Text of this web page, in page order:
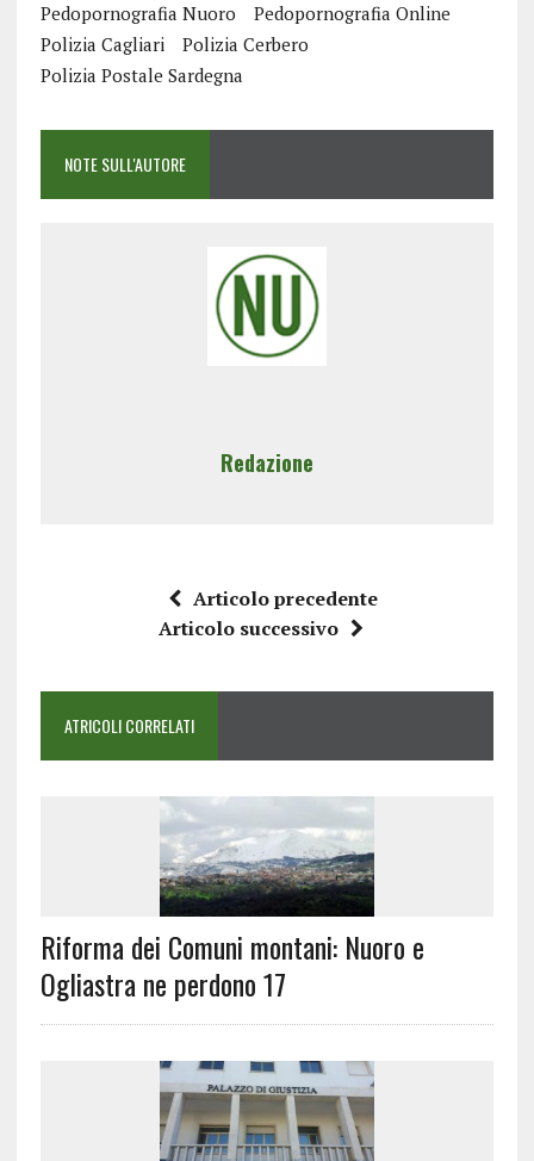
Pedopornografia Nuoro
Pedopornografia Online
Polizia Cagliari
Polizia Cerbero
Polizia Postale Sardegna
NOTE SULL'AUTORE
Redazione
Articolo precedente
Articolo successivo
ATRICOLI CORRELATI
Riforma dei Comuni montani: Nuoro e
Ogliastra ne perdono 17